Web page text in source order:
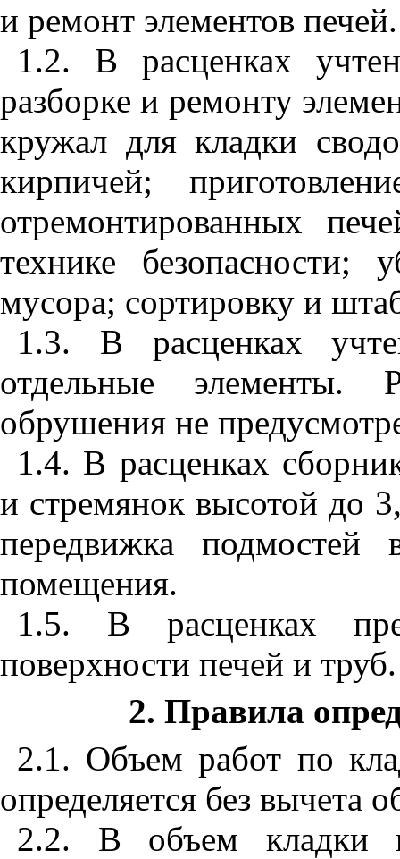
и ремонт элементов печей.
1.2. В расценках
разборке и ремонту
кружал для кладки
кирпичей;
отремонтированных
технике безопасности;
мусора; сортировку и
1.3. В расценках
отдельные элементы.
обрушения не
1.4. В расценках
и стремянок высотой до
передвижка
помещения.
1.5. В расценках
поверхности печей и труб.
2. Правила
2.1. Объем работ по
определяется без вычета
2.2. В объем кладки